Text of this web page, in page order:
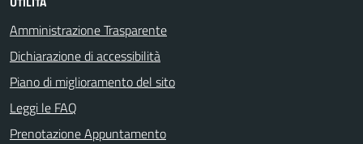
Amministrazione Trasparente
Dichiarazione di accessibilità
Piano di miglioramento del sito
Leggi le FAQ
Prenotazione Appuntamento